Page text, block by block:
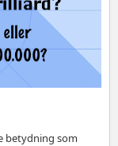
betydning som